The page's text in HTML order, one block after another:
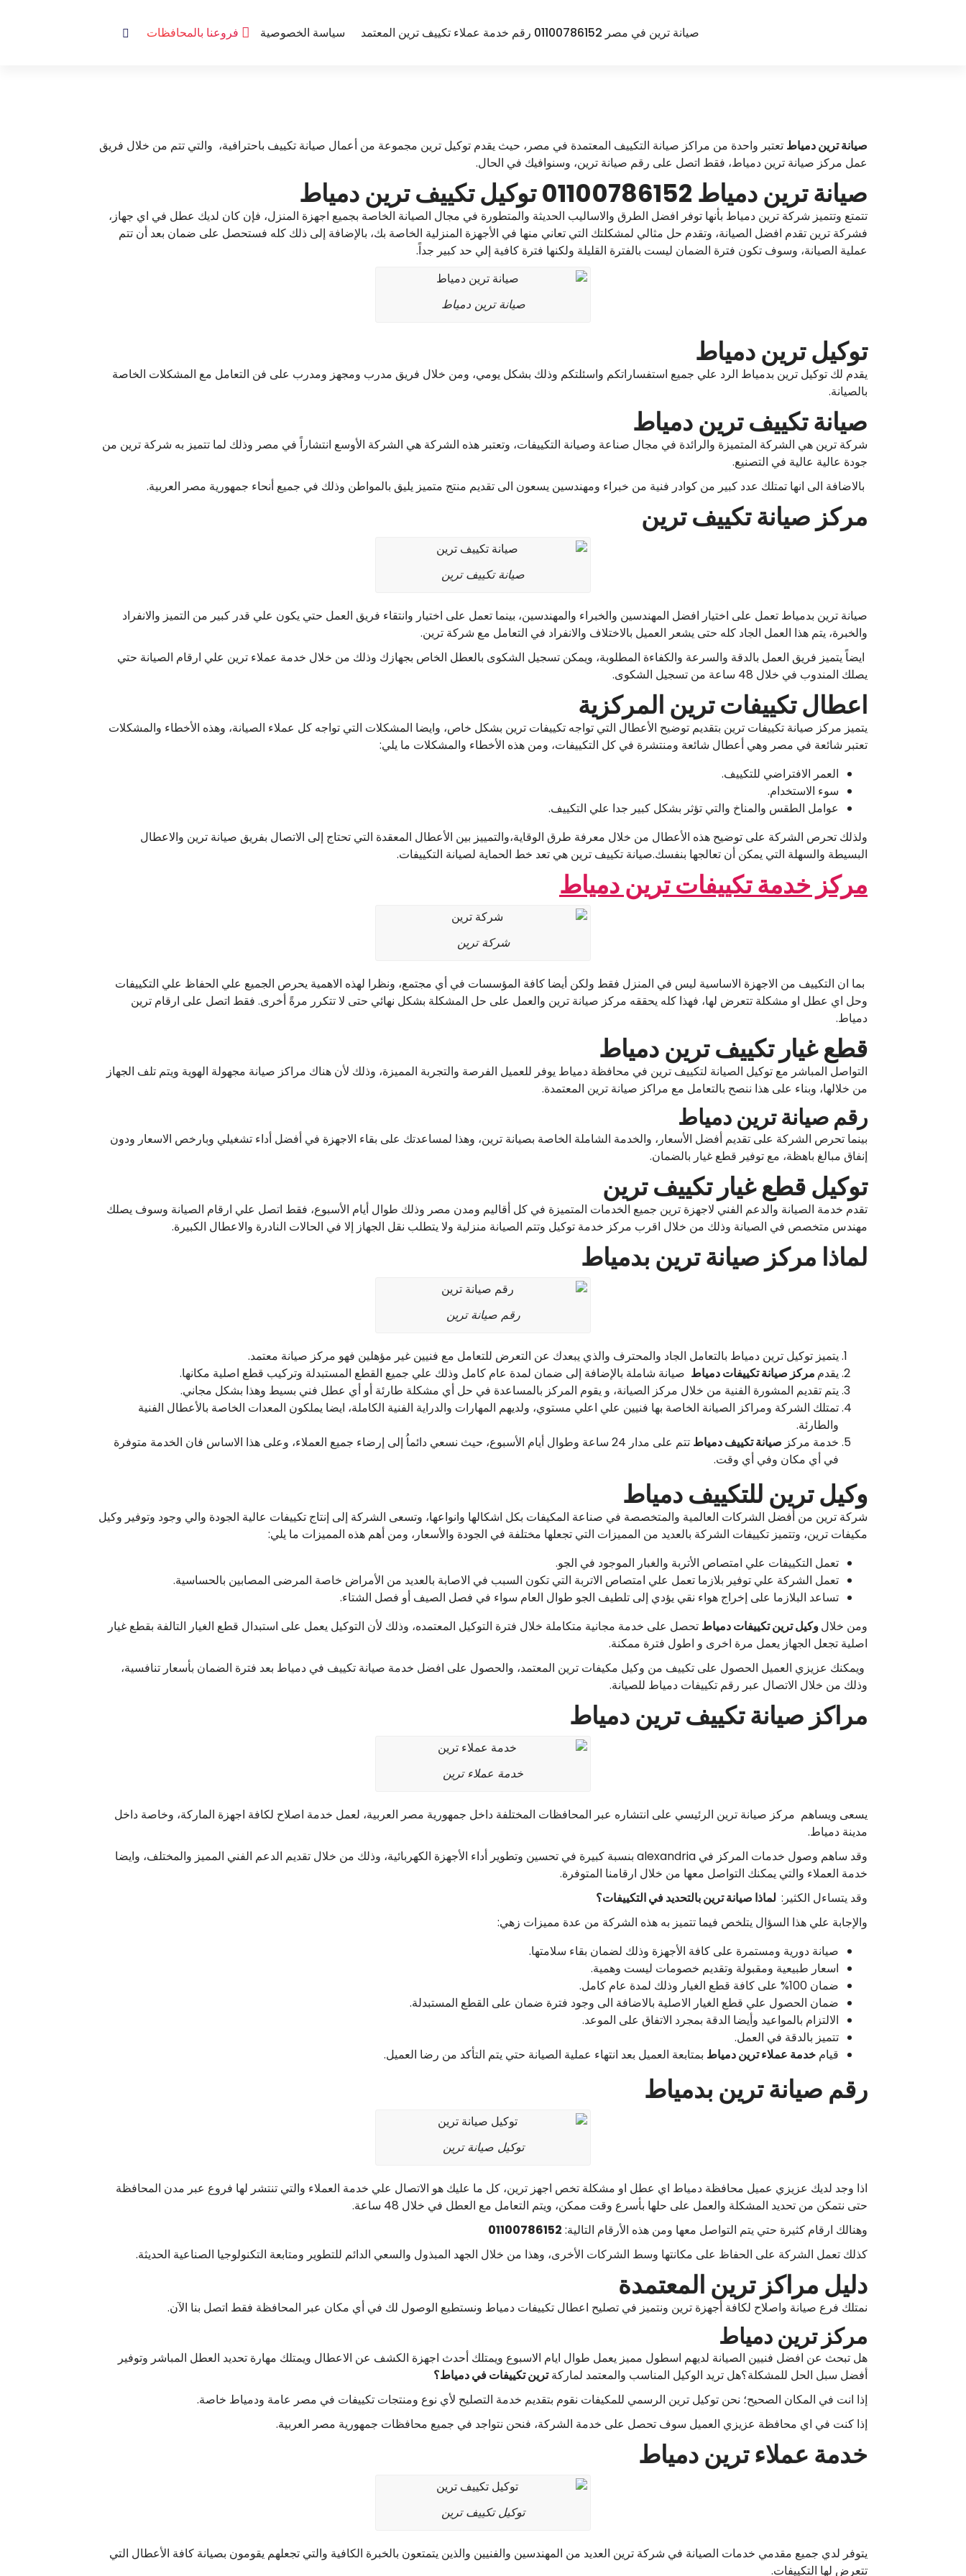
e
صيانة ترين في مصر 01100786152 رقم خدمة عملاء تكييف ترين المعتمد سياسة الخصوصية فروعنا بالمحافظات
صيانة ترين دمياط تعتبر واحدة من مراكز صيانة التكييف المعتمدة في مصر، حيث يقدم توكيل ترين مجموعة من أعمال صيانة تكييف باحترافية، والتي تتم من خلال فريق
عمل مركز صيانة ترين دمياط، فقط اتصل على رقم صيانة ترين، وسنوافيك في الحال.
صيانة ترين دمياط 01100786152 توكيل تكييف ترين دمياط
تتمتع وتتميز شركة ترين دمياط بأنها توفر افضل الطرق والاساليب الحديثة والمتطورة في مجال الصيانة الخاصة بجميع اجهزة المنزل، فإن كان لديك عطل في اي جهاز،
فشركة ترين تقدم افضل الصيانة، وتقدم حل مثالي لمشكلتك التي تعاني منها في الأجهزة المنزلية الخاصة بك، بالإضافة إلى ذلك كله فستحصل على ضمان بعد أن تتم
عملية الصيانة، وسوف تكون فترة الضمان ليست بالفترة القليلة ولكنها فترة كافية إلي حد كبير جداً.
صيانة ترين دمياط
توكيل ترين دمياط
يقدم لك توكيل ترين بدمياط الرد علي جميع استفساراتكم واسئلتكم وذلك بشكل يومي، ومن خلال فريق مدرب ومجهز ومدرب على فن التعامل مع المشكلات الخاصة
بالصيانة.
صيانة تكييف ترين دمياط
شركة ترين هي الشركة المتميزة والرائدة في مجال صناعة وصيانة التكييفات، وتعتبر هذه الشركة هي الشركة الأوسع انتشاراً في مصر وذلك لما تتميز به شركة ترين من
جودة عالية عالية في التصنيع.
بالاضافة الى انها تمتلك عدد كبير من كوادر فنية من خبراء ومهندسين يسعون الى تقديم منتج متميز يليق بالمواطن وذلك في جميع أنحاء جمهورية مصر العربية.
مركز صيانة تكييف ترين
صيانة تكييف ترين
صيانة ترين بدمياط تعمل على اختيار افضل المهندسين والخبراء والمهندسين، بينما تعمل على اختيار وانتقاء فريق العمل حتي يكون علي قدر كبير من التميز والانفراد
والخبرة، يتم هذا العمل الجاد كله حتى يشعر العميل بالاختلاف والانفراد في التعامل مع شركة ترين.
ايضاً يتميز فريق العمل بالدقة والسرعة والكفاءة المطلوبة، ويمكن تسجيل الشكوى بالعطل الخاص بجهازك وذلك من خلال خدمة عملاء ترين علي ارقام الصيانة حتي
يصلك المندوب في خلال 48 ساعة من تسجيل الشكوى.
اعطال تكييفات ترين المركزية
يتميز مركز صيانة تكييفات ترين بتقديم توضيح الأعطال التي تواجه تكييفات ترين بشكل خاص، وايضا المشكلات التي تواجه كل عملاء الصيانة، وهذه الأخطاء والمشكلات
تعتبر شائعة في مصر وهي أعطال شائعة ومنتشرة في كل التكييفات، ومن هذه الأخطاء والمشكلات ما يلي:
العمر الافتراضي للتكييف.
سوء الاستخدام.
عوامل الطقس والمناخ والتي تؤثر بشكل كبير جدا علي التكييف.
ولذلك تحرص الشركة على توضيح هذه الأعطال من خلال معرفة طرق الوقاية،والتمييز بين الأعطال المعقدة التي تحتاج إلى الاتصال بفريق صيانة ترين والاعطال
البسيطة والسهلة التي يمكن أن تعالجها بنفسك.صيانة تكييف ترين هي تعد خط الحماية لصيانة التكييفات.
مركز خدمة تكييفات ترين دمياط
شركة ترين
بما ان التكييف من الاجهزة الاساسية ليس في المنزل فقط ولكن أيضا كافة المؤسسات في أي مجتمع، ونظرا لهذه الاهمية يحرص الجميع علي الحفاظ علي التكييفات
وحل اي عطل او مشكلة تتعرض لها، فهذا كله يحققه مركز صيانة ترين والعمل على حل المشكلة بشكل نهائي حتى لا تتكرر مرةً أخرى. فقط اتصل على ارقام ترين
دمياط.
قطع غيار تكييف ترين دمياط
التواصل المباشر مع توكيل الصيانة لتكييف ترين في محافظة دمياط يوفر للعميل الفرصة والتجربة المميزة، وذلك لأن هناك مراكز صيانة مجهولة الهوية ويتم تلف الجهاز
من خلالها، وبناء على هذا ننصح بالتعامل مع مراكز صيانة ترين المعتمدة.
رقم صيانة ترين دمياط
بينما تحرص الشركة على تقديم أفضل الأسعار، والخدمة الشاملة الخاصة بصيانة ترين، وهذا لمساعدتك على بقاء الاجهزة في أفضل أداء تشغيلي وبارخص الاسعار ودون
إنفاق مبالغ باهظة، مع توفير قطع غيار بالضمان.
توكيل قطع غيار تكييف ترين
تقدم خدمة الصيانة والدعم الفني لاجهزة ترين جميع الخدمات المتميزة في كل أقاليم ومدن مصر وذلك طوال أيام الأسبوع، فقط اتصل علي ارقام الصيانة وسوف يصلك
مهندس متخصص في الصيانة وذلك من خلال اقرب مركز خدمة توكيل وتتم الصيانة منزلية ولا يتطلب نقل الجهاز إلا في الحالات النادرة والاعطال الكبيرة.
لماذا مركز صيانة ترين بدمياط
رقم صيانة ترين
يتميز توكيل ترين دمياط بالتعامل الجاد والمحترف والذي يبعدك عن التعرض للتعامل مع فنيين غير مؤهلين فهو مركز صيانة معتمد.
يقدم مركز صيانة تكييفات دمياط صيانة شاملة بالإضافة إلى ضمان لمدة عام كامل وذلك علي جميع القطع المستبدلة وتركيب قطع اصلية مكانها.
يتم تقديم المشورة الفنية من خلال مركز الصيانة، و يقوم المركز بالمساعدة في حل أي مشكلة طارئة أو أي عطل فني بسيط وهذا بشكل مجاني.
تمتلك الشركة ومراكز الصيانة الخاصة بها فنيين علي اعلي مستوي، ولديهم المهارات والدراية الفنية الكاملة، ايضا يملكون المعدات الخاصة بالأعطال الفنية
والطارئة.
خدمة مركز صيانة تكييف دمياط
تتم على مدار 24 ساعة وطوال أيام الأسبوع، حيث نسعي دائماُ إلى إرضاء جميع العملاء، وعلى هذا الاساس فان الخدمة متوفرة
في أي مكان وفي أي وقت.
وكيل ترين للتكييف دمياط
شركة ترين من أفضل الشركات العالمية والمتخصصة في صناعة المكيفات بكل اشكالها وانواعها، وتسعى الشركة إلى إنتاج تكييفات عالية الجودة والي وجود وتوفير وكيل
مكيفات ترين، وتتميز تكييفات الشركة بالعديد من المميزات التي تجعلها مختلفة في الجودة والأسعار، ومن أهم هذه المميزات ما يلي:
تعمل التكييفات علي امتصاص الأتربة والغبار الموجود في الجو.
تعمل الشركة علي توفير بلازما تعمل علي امتصاص الاتربة التي تكون السبب في الاصابة بالعديد من الأمراض خاصة المرضى المصابين بالحساسية.
تساعد البلازما على إخراج هواء نقي يؤدي إلى تلطيف الجو طوال العام سواء في فصل الصيف أو فصل الشتاء.
ومن خلالوكيل ترين تكييفات دمياط تحصل على خدمة مجانية متكاملة خلال فترة التوكيل المعتمده، وذلك لأن التوكيل يعمل على استبدال قطع الغيار التالفة بقطع غيار
اصلية تجعل الجهاز يعمل مرة اخرى و اطول فترة ممكنة.
ويمكنك عزيزي العميل الحصول على تكييف من وكيل مكيفات ترين المعتمد، والحصول على افضل خدمة صيانة تكييف في دمياط بعد فترة الضمان بأسعار تنافسية،
وذلك من خلال الاتصال عبر رقم تكييفات دمياط للصيانة.
مراكز صيانة تكييف ترين دمياط
خدمة عملاء ترين
يسعى ويساهم مركز صيانة ترين الرئيسي على انتشاره عبر المحافظات المختلفة داخل جمهورية مصر العربية، لعمل خدمة اصلاح لكافة اجهزة الماركة، وخاصة داخل
مدينة دمياط.
وقد ساهم وصول خدمات المركز في alexandria بنسبة كبيرة في تحسين وتطوير أداء الأجهزة الكهربائية، وذلك من خلال تقديم الدعم الفني المميز والمختلف، وايضا
خدمة العملاء والتي يمكنك التواصل معها من خلال ارقامنا المتوفرة.
وقد يتساءل الكثير: لماذا صيانة ترين بالتحديد في التكييفات؟
والإجابة علي هذا السؤال يتلخص فيما تتميز به هذه الشركة من عدة مميزات زهي:
صيانة دورية ومستمرة على كافة الأجهزة وذلك لضمان بقاء سلامتها.
اسعار طبيعية ومقبولة وتقديم خصومات ليست وهمية.
ضمان 100% على كافة قطع الغيار وذلك لمدة عام كامل.
ضمان الحصول علي قطع الغيار الاصلية بالاضافة الى وجود فترة ضمان على القطع المستبدلة.
الالتزام بالمواعيد وأيضا الدقة بمجرد الاتفاق على الموعد.
تتميز بالدقة في العمل.
قيام خدمة عملاء ترين دمياط بمتابعة العميل بعد انتهاء عملية الصيانة حتي يتم التأكد من رضا العميل.
رقم صيانة ترين بدمياط
توكيل صيانة ترين
اذا وجد لديك عزيزي عميل محافظة دمياط اي عطل او مشكلة تخص اجهز ترين، كل ما عليك هو الاتصال علي خدمة العملاء والتي تنتشر لها فروع عبر مدن المحافظة
حتى نتمكن من تحديد المشكلة والعمل على حلها بأسرع وقت ممكن، ويتم التعامل مع العطل في خلال 48 ساعة.
وهنالك ارقام كثيرة حتي يتم التواصل معها ومن هذه الأرقام التالية: 01100786152
كذلك تعمل الشركة على الحفاظ على مكانتها وسط الشركات الأخرى، وهذا من خلال الجهد المبذول والسعي الدائم للتطوير ومتابعة التكنولوجيا الصناعية الحديثة.
دليل مراكز ترين المعتمدة
نمتلك فرع صيانة واصلاح لكافة أجهزة ترين ونتميز في تصليح اعطال تكييفات دمياط ونستطيع الوصول لك في أي مكان عبر المحافظة فقط اتصل بنا الآن.
مركز ترين دمياط
هل تبحث عن افضل فنيين الصيانة لديهم اسطول مميز يعمل طوال ايام الاسبوع ويمتلك أحدث اجهزة الكشف عن الاعطال ويمتلك مهارة تحديد العطل المباشر وتوفير
أفضل سبل الحل للمشكلة؟هل تريد الوكيل المناسب والمعتمد لماركةترين تكييفات في دمياط؟
إذا انت في المكان الصحيح؛ نحن توكيل ترين الرسمي للمكيفات نقوم بتقديم خدمة التصليح لأي نوع ومنتجات تكييفات في مصر عامة ودمياط خاصة.
إذا كنت في اي محافظة عزيزي العميل سوف تحصل على خدمة الشركة، فنحن نتواجد في جميع محافظات جمهورية مصر العربية.
خدمة عملاء ترين دمياط
توكيل تكييف ترين
يتوفر لدي جميع مقدمي خدمات الصيانة في شركة ترين العديد من المهندسين والفنيين والذين يتمتعون بالخبرة الكافية والتي تجعلهم يقومون بصيانة كافة الأعطال التي
تتعرض لها التكييفات.